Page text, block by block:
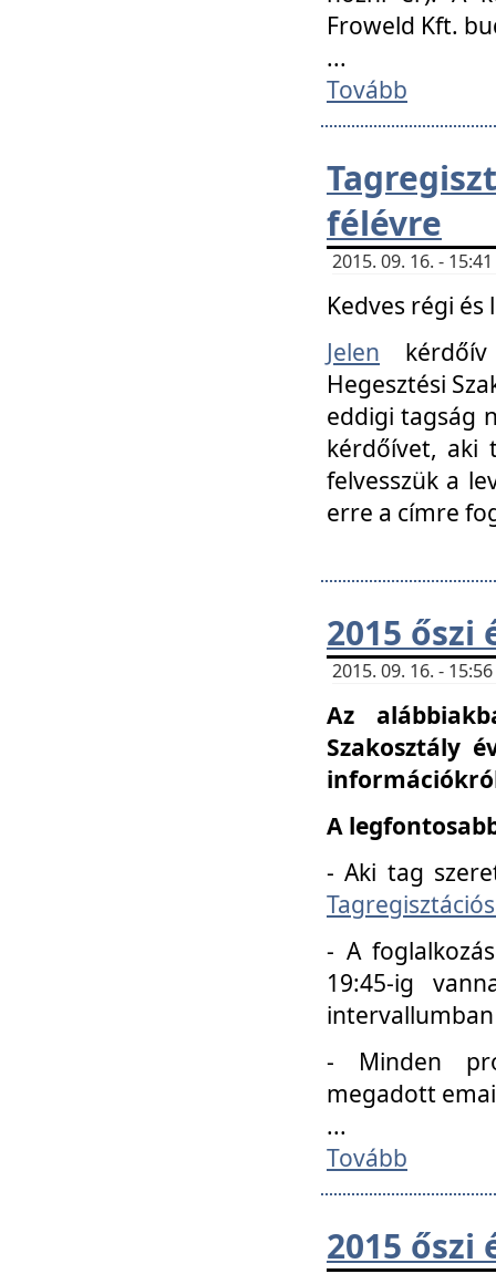
Froweld Kft.
...
Tovább
félévre
2015. 09. 16. -
Kedves régi
Jelen
Hegesztési
eddigi tagság
kérdőívet, aki
felvesszük a
erre a címre
2015 őszi
2015. 09. 16. -
Az
Szakosztály
A
- Aki tag
- A
19:45-ig
- Minden
megadott
...
Tovább
2015